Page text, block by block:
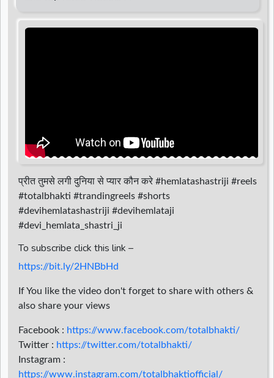
प्रीत तुमसे लगी दुनिया से प्यार कौन करे #hemlatashastriji #reels
#totalbhakti #trandingreels #shorts
#devihemlatashastriji #devihemlataji
#devi_hemlata_shastri_ji
To subscribe click this link –
https://bit.ly/2HNBbHd
If You like the video don't forget to share with others &
also share your views
Facebook : https://www.facebook.com/totalbhakti/
Twitter : https://twitter.com/totalbhakti/
Instagram :
https://www.instagram.com/totalbhaktiofficial/